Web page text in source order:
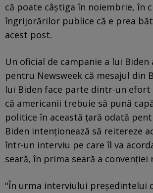
că poate câștiga în noiembrie, în
îngrijorărilor publice că e prea
acest post.
Un oficial de campanie a lui Biden
pentru Newsweek că mesajul din
lui Biden face parte dintr-un
că americanii trebuie să pună
politice în această țară odată
Biden intenționează să reitereze
într-un interviu pe care îl va
seară, în prima seară a convenției
"În urma interviului președintelui